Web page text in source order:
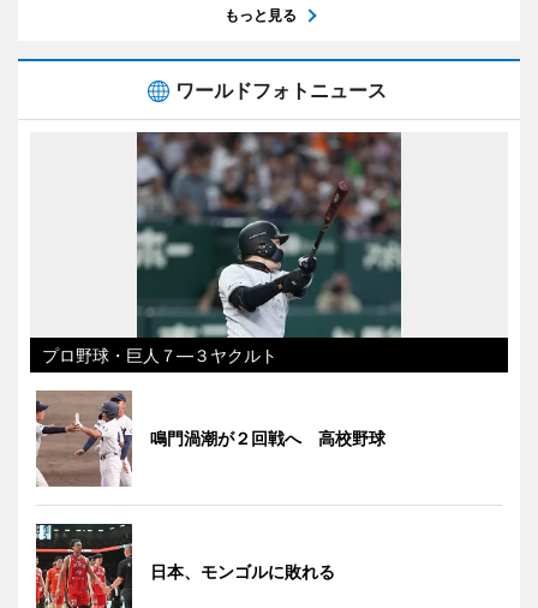
もっと見る
ワールドフォトニュース
プロ野球・巨人７―３ヤクルト
鳴門渦潮が２回戦へ 高校野球
日本、モンゴルに敗れる